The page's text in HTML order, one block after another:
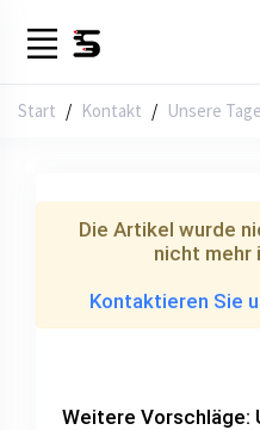
Start / Kontakt Unsere
Die Artikel wurde
nicht mehr
Kontaktieren Sie
Weitere Vorschläge: